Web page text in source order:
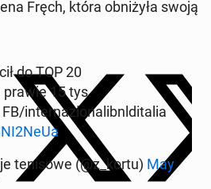
Fręch, która ob­ni­ży­ła swoją
do TOP 20
15 tys.
FB/in­ter­na­zio­na­libnl­di­ta­lia
te­ni­so­we (@z_kortu) May